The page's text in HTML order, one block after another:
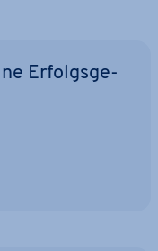
Er­folgs­ge­